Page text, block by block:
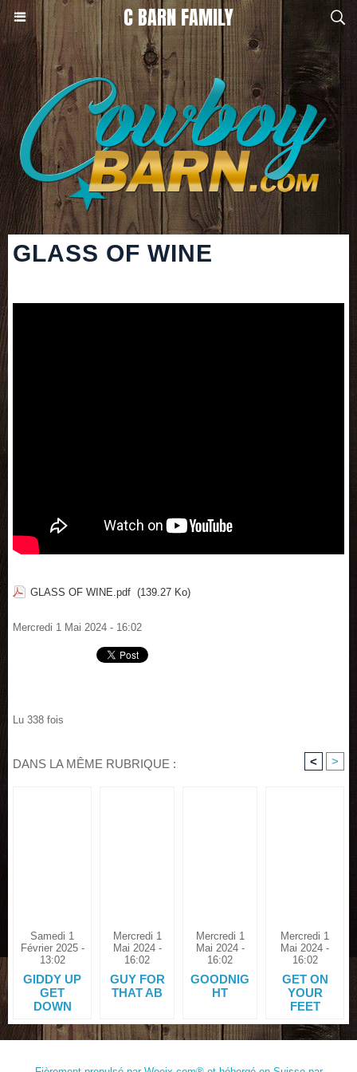
C BARN FAMILY
GLASS OF WINE
GLASS OF WINE.pdf (139.27 Ko)
Mercredi 1 Mai 2024 - 16:02
Lu 338 fois
DANS LA MÊME RUBRIQUE : < >
Samedi 1
Février 2025 -
13:02
GIDDY UP
GET
DOWN
Mercredi 1
Mai 2024 -
16:02
GUY FOR
THAT AB
Mercredi 1
Mai 2024 -
16:02
GOODNIG
HT
Mercredi 1
Mai 2024 -
16:02
GET ON
YOUR
FEET